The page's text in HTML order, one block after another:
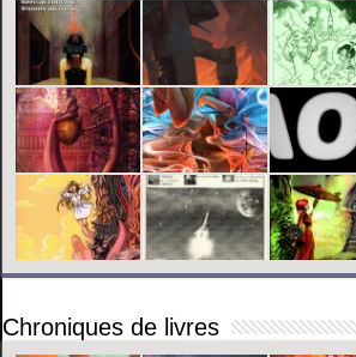
Chroniques de livres